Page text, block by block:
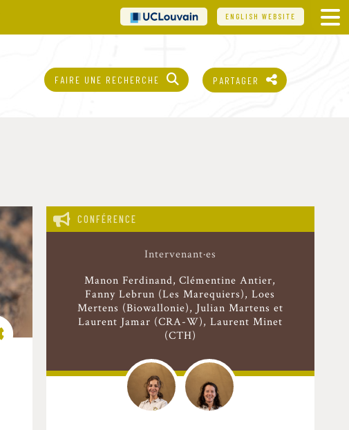
PARTAGER
FAIRE UNE RECHERCHE
UCL ENGLISH WEBSITE
CONFÉRENCE
Intervenant·es
Manon Ferdinand Clémentine Antier
Fanny Lebrun (Les Marequiers), Loes
Mertens (Biowallonie), Julian Martens et
Laurent Jamar (CRA-W), Laurent Minet
(CTH)